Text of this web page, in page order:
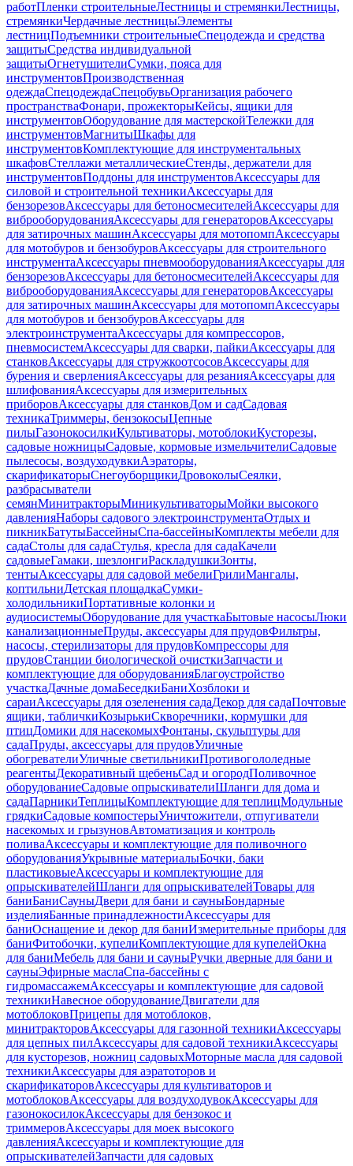
работПленки строительныеЛестницы и стремянкиЛестницы,
стремянкиЧердачные лестницыЭлементы
лестницПодъемники строительныеСпецодежда и средства
защитыСредства индивидуальной
защитыОгнетушителиСумки, пояса для
инструментовПроизводственная
одеждаСпецодеждаСпецобувьОрганизация рабочего
пространстваФонари, прожекторыКейсы, ящики для
инструментовОборудование для мастерскойТележки для
инструментовМагнитыШкафы для
инструментовКомплектующие для инструментальных
шкафовСтеллажи металлическиеСтенды, держатели для
инструментовПоддоны для инструментовАксессуары для
силовой и строительной техникиАксессуары для
бензорезовАксессуары для бетоносмесителейАксессуары для
виброоборудованияАксессуары для генераторовАксессуары
для затирочных машинАксессуары для мотопомпАксессуары
для мотобуров и бензобуровАксессуары для строительного
инструментаАксессуары пневмооборудованияАксессуары для
бензорезовАксессуары для бетоносмесителейАксессуары для
виброоборудованияАксессуары для генераторовАксессуары
для затирочных машинАксессуары для мотопомпАксессуары
для мотобуров и бензобуровАксессуары для
электроинструментаАксессуары для компрессоров,
пневмосистемАксессуары для сварки, пайкиАксессуары для
станковАксессуары для стружкоотсосовАксессуары для
бурения и сверленияАксессуары для резанияАксессуары для
шлифованияАксессуары для измерительных
приборовАксессуары для станковДом и садСадовая
техникаТриммеры, бензокосыЦепные
пилыГазонокосилкиКультиваторы, мотоблокиКусторезы,
садовые ножницыСадовые, кормовые измельчителиСадовые
пылесосы, воздуходувкиАэраторы,
скарификаторыСнегоуборщикиДровоколыСеялки,
разбрасыватели
семянМинитракторыМиникультиваторыМойки высокого
давленияНаборы садового электроинструментаОтдых и
пикникБатутыБассейныСпа-бассейныКомплекты мебели для
садаСтолы для садаСтулья, кресла для садаКачели
садовыеГамаки, шезлонгиРаскладушкиЗонты,
тентыАксессуары для садовой мебелиГрилиМангалы,
коптильниДетская площадкаСумки-
холодильникиПортативные колонки и
аудиосистемыОборудование для участкаБытовые насосыЛюки
канализационныеПруды, аксессуары для прудовФильтры,
насосы, стерилизаторы для прудовКомпрессоры для
прудовСтанции биологической очисткиЗапчасти и
комплектующие для оборудованияБлагоустройство
участкаДачные домаБеседкиБаниХозблоки и
сараиАксессуары для озеленения садаДекор для садаПочтовые
ящики, табличкиКозырькиСкворечники, кормушки для
птицДомики для насекомыхФонтаны, скульптуры для
садаПруды, аксессуары для прудовУличные
обогревателиУличные светильникиПротивогололедные
реагентыДекоративный щебеньСад и огородПоливочное
оборудованиеСадовые опрыскивателиШланги для дома и
садаПарникиТеплицыКомплектующие для теплицМодульные
грядкиСадовые компостерыУничтожители, отпугиватели
насекомых и грызуновАвтоматизация и контроль
поливаАксессуары и комплектующие для поливочного
оборудованияУкрывные материалыБочки, баки
пластиковыеАксессуары и комплектующие для
опрыскивателейШланги для опрыскивателейТовары для
баниБаниСауныДвери для бани и сауныБондарные
изделияБанные принадлежностиАксессуары для
баниОснащение и декор для баниИзмерительные приборы для
баниФитобочки, купелиКомплектующие для купелейОкна
для баниМебель для бани и сауныРучки дверные для бани и
сауныЭфирные маслаСпа-бассейны с
гидромассажемАксессуары и комплектующие для садовой
техникиНавесное оборудованиеДвигатели для
мотоблоковПрицепы для мотоблоков,
минитракторовАксессуары для газонной техникиАксессуары
для цепных пилАксессуары для садовой техникиАксессуары
для кусторезов, ножниц садовыхМоторные масла для садовой
техникиАксессуары для аэратоторов и
скарификаторовАксессуары для культиваторов и
мотоблоковАксессуары для воздуходувокАксессуары для
газонокосилокАксессуары для бензокос и
триммеровАксессуары для моек высокого
давленияАксессуары и комплектующие для
опрыскивателейЗапчасти для садовых